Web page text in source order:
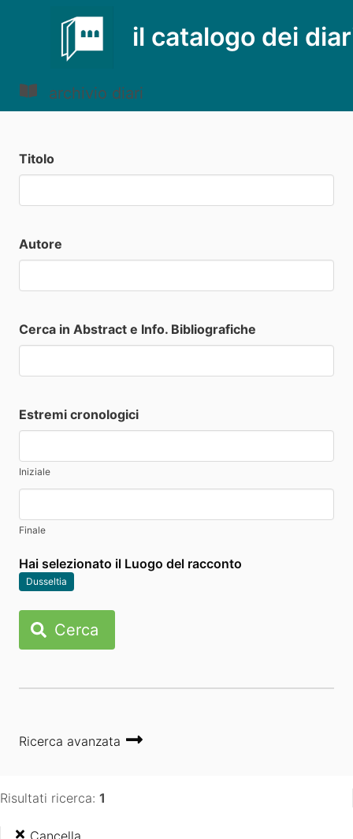
il catalogo dei
archivio diari
Titolo
Autore
Cerca in Abstract e Info. Bibliografiche
Estremi cronologici
Iniziale
Finale
Hai selezionato il Luogo del racconto
Dusseltia
Cerca
Ricerca avanzata
Risultati ricerca: 1
Cancella